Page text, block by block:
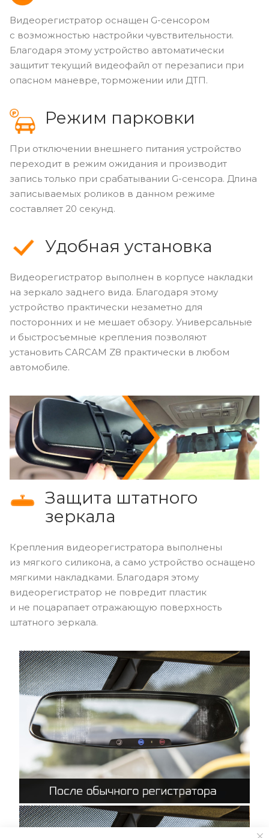
Видеорегистратор оснащен G-сенсором
с возможностью настройки чувствительности.
Благодаря этому устройство автоматически
защитит текущий видеофайл от перезаписи при
опасном маневре, торможении или ДТП.
Режим парковки
При отключении внешнего питания устройство
переходит в режим ожидания и производит
запись только при срабатывании G-сенсора. Длина
записываемых роликов в данном режиме
составляет 20 секунд.
Удобная установка
Видеорегистратор выполнен в корпусе накладки
на зеркало заднего вида. Благодаря этому
устройство практически незаметно для
посторонних и не мешает обзору. Универсальные
и быстросъемные крепления позволяют
установить CARCAM Z8 практически в любом
автомобиле.
Защита штатного
зеркала
Крепления видеорегистратора выполнены
из мягкого силикона, а само устройство оснащено
мягкими накладками. Благодаря этому
видеорегистратор не повредит пластик
и не поцарапает отражающую поверхность
штатного зеркала.